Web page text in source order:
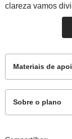
clareza vamos
1. Organize os
consulte o
reportagens para
pode solicitar uma
leitura dos textos
encontrarem e
Materiais de
Sobre o plano
Este plano de